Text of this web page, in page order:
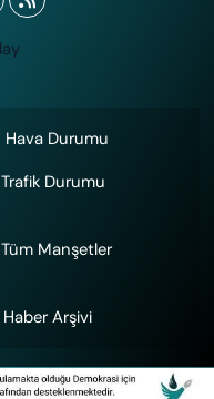
Hava Durumu
Trafik Durumu
Tüm Manşetler
Haber Arşivi